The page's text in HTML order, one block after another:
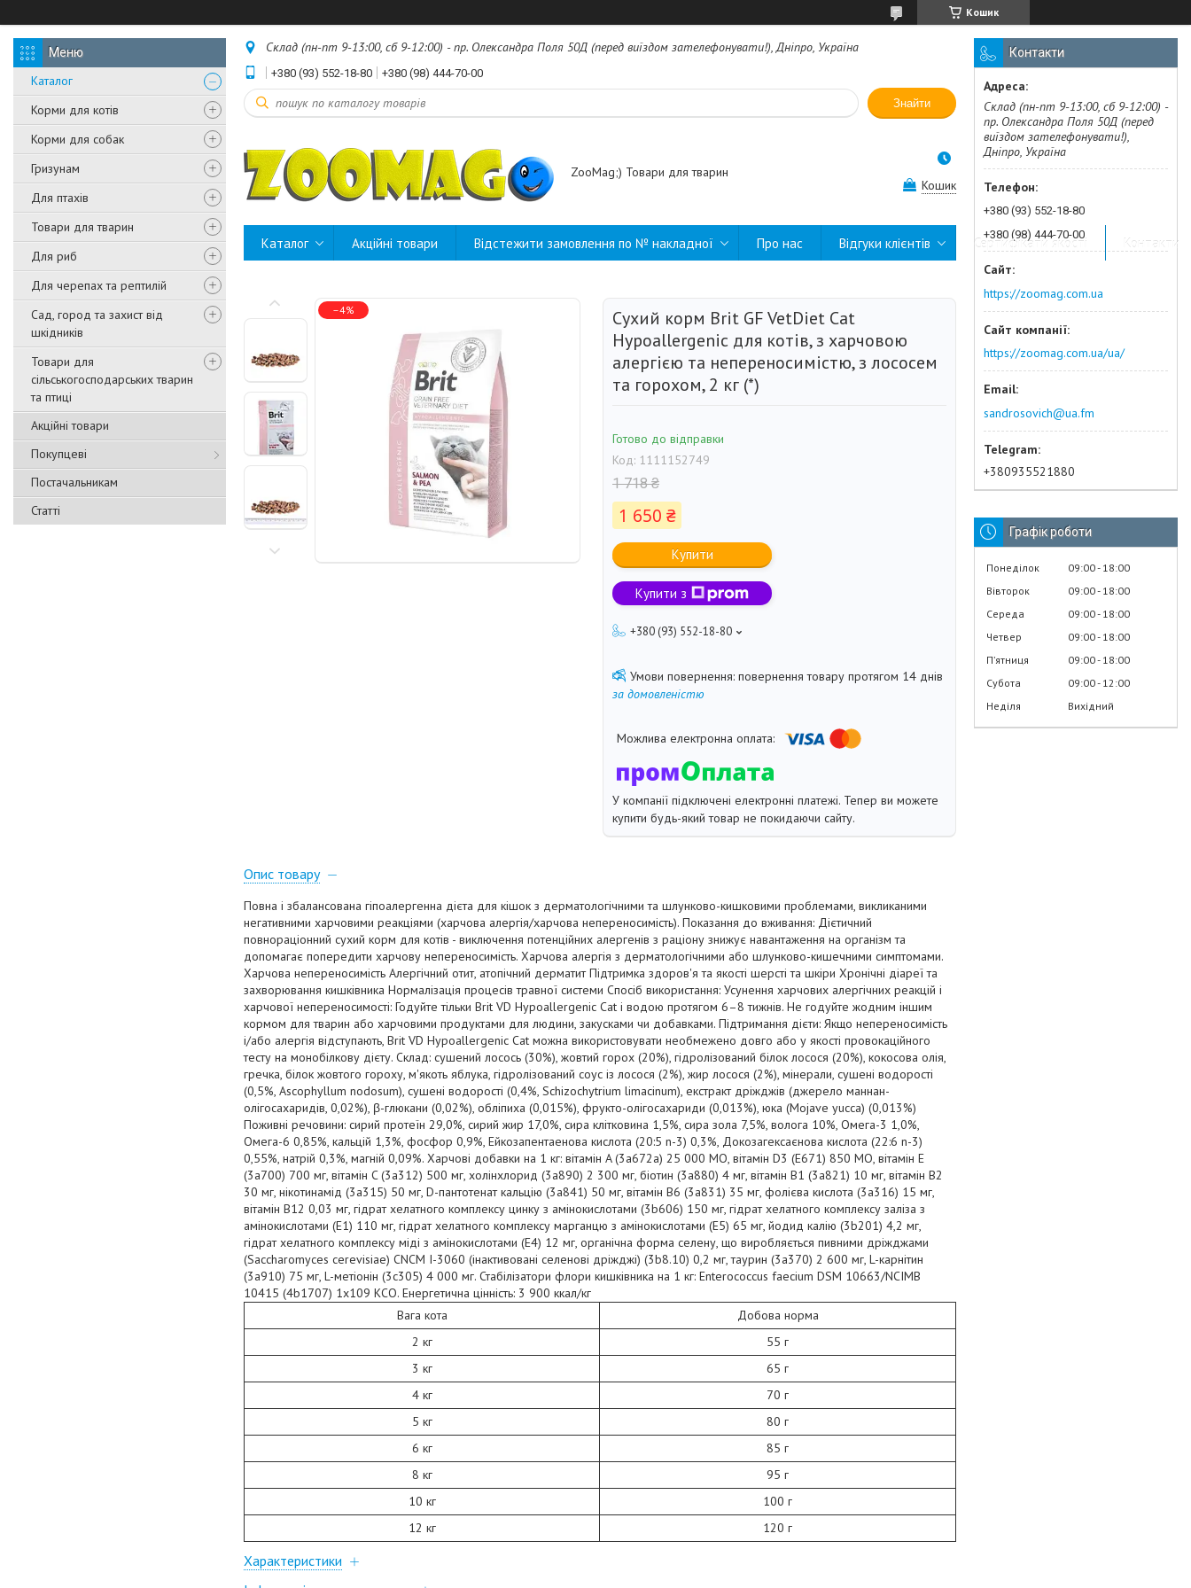
Кошик
Каталог
Корми для котів
Корми для собак
Гризунам
Для птахів
Товари для тварин
Для риб
Для черепах та рептилій
Сад, город та захист від
шкідників
Товари для
сільськогосподарських тварин
та птиці
Акційні товари
Покупцеві
Постачальникам
Статті
Склад (пн-пт 9-13:00, сб 9-12:00) - пр. Олександра Поля 50Д (перед виїздом зателефонувати!), Дніпро, Україна
+380 (93) 552-18-80 +380 (98) 444-70-00
Знайти
ZooMag;) Товари для тварин
Кошик
Каталог Акційні товари Відстежити замовлення по № накладної Про нас Відгуки клієнтів Сертифікати якості Контакти
–4%
Сухий корм Brit GF VetDiet Cat
Hypoallergenic для котів, з харчовою
алергією та непереносимістю, з лососем
та горохом, 2 кг (*)
Готово до відправки
Код: 1111152749
1 718 ₴
1 650 ₴
Купити
Купити з
+380 (93) 552-18-80
повернення товару протягом 14 днів
за домовленістю
У компанії підключені електронні платежі. Тепер ви можете
купити будь-який товар не покидаючи сайту.
Опис товару
Повна і збалансована гіпоалергенна дієта для кішок з дерматологічними та шлунково-кишковими проблемами, викликаними
негативними харчовими реакціями (харчова алергія/харчова непереносимість). Показання до вживання: Дієтичний
повнораціонний сухий корм для котів - виключення потенційних алергенів з раціону знижує навантаження на організм та
допомагає попередити харчову непереносимість. Харчова алергія з дерматологічними або шлунково-кишечними симптомами.
Харчова непереносимість Алергічний отит, атопічний дерматит Підтримка здоров'я та якості шерсті та шкіри Хронічні діареї та
захворювання кишківника Нормалізація процесів травної системи Спосіб використання: Усунення харчових алергічних реакцій і
харчової непереносимості: Годуйте тільки Brit VD Hypoallergenic Cat і водою протягом 6–8 тижнів. Не годуйте жодним іншим
кормом для тварин або харчовими продуктами для людини, закусками чи добавками. Підтримання дієти: Якщо непереносимість
і/або алергія відступають, Brit VD Hypoallergenic Cat можна використовувати необмежено довго або у якості провокаційного
тесту на монобілкову дієту. Склад: сушений лосось (30%), жовтий горох (20%), гідролізований білок лосося (20%), кокосова олія,
гречка, білок жовтого гороху, м'якоть яблука, гідролізований соус із лосося (2%), жир лосося (2%), мінерали, сушені водорості
(0,5%, Ascophyllum nodosum), сушені водорості (0,4%, Schizochytrium limacinum), екстракт дріжджів (джерело маннан-
олігосахаридів, 0,02%), β-глюкани (0,02%), обліпиха (0,015%), фрукто-олігосахариди (0,013%), юка (Mojave yucca) (0,013%)
Поживні речовини: сирий протеїн 29,0%, сирий жир 17,0%, сира клітковина 1,5%, сира зола 7,5%, волога 10%, Омега-3 1,0%,
Омега-6 0,85%, кальцій 1,3%, фосфор 0,9%, Ейкозапентаенова кислота (20:5 n-3) 0,3%, Докозагексаєнова кислота (22:6 n-3)
0,55%, натрій 0,3%, магній 0,09%. Харчові добавки на 1 кг: вітамін A (3a672a) 25 000 МО, вітамін D3 (E671) 850 МО, вітамін E
(3a700) 700 мг, вітамін C (3a312) 500 мг, холінхлорид (3a890) 2 300 мг, біотин (3a880) 4 мг, вітамін B1 (3a821) 10 мг, вітамін B2
30 мг, нікотинамід (3a315) 50 мг, D-пантотенат кальцію (3a841) 50 мг, вітамін B6 (3a831) 35 мг, фолієва кислота (3a316) 15 мг,
вітамін B12 0,03 мг, гідрат хелатного комплексу цинку з амінокислотами (3b606) 150 мг, гідрат хелатного комплексу заліза з
амінокислотами (E1) 110 мг, гідрат хелатного комплексу марганцю з амінокислотами (E5) 65 мг, йодид калію (3b201) 4,2 мг,
гідрат хелатного комплексу міді з амінокислотами (E4) 12 мг, органічна форма селену, що виробляється пивними дріжджами
(Saccharomyces cerevisiae) CNCM I-3060 (інактивовані селенові дріжджі) (3b8.10) 0,2 мг, таурин (3a370) 2 600 мг, L-карнітин
(3a910) 75 мг, L-метіонін (3c305) 4 000 мг. Стабілізатори флори кишківника на 1 кг: Enterococcus faecium DSM 10663/NCIMB
10415 (4b1707) 1x109 КСО. Енергетична цінність: 3 900 ккал/кг
Вага кота
Добова норма
2 кг
55 г
3 кг
65 г
4 кг
70 г
5 кг
80 г
6 кг
85 г
8 кг
95 г
10 кг
100 г
12 кг
120 г
Характеристики
Контакти
Склад (пн-пт 9-13:00, сб 9-12:00) -
пр. Олександра Поля 50Д (перед
виїздом зателефонувати!),
Дніпро, Україна
+380 (93) 552-18-80
+380 (98) 444-70-00
https://zoomag.com.ua
https://zoomag.com.ua/ua/
sandrosovich@ua.fm
+380935521880
Графік роботи
Понеділок 09:00 18:00
Вівторок
09:00 18:00
Середа
09:00 18:00
Четвер
09:00 18:00
Пʼятниця
09:00 18:00
Субота
09:00 12:00
Неділя
Вихідний